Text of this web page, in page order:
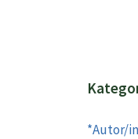
*Autor/